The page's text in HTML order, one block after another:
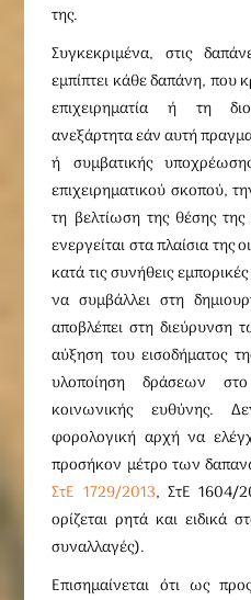
της.
Συγκεκριμένα, στις
εμπίπτει κάθε δαπάνη, που
επιχειρηματία ή τη
ανεξάρτητα εάν αυτή
ή συμβατικής
επιχειρηματικού σκοπού,
τη βελτίωση της θέσης
ενεργείται στα πλαίσια της
κατά τις συνήθεις
να συμβάλλει στη
αποβλέπει στη διεύρυνση
αύξηση του εισοδήματος
υλοποίηση δράσεων
κοινωνικής ευθύνης.
φορολογική αρχή να
προσήκον μέτρο των
ΣτΕ 1729/2013, ΣτΕ 1604/
ορίζεται ρητά και ειδικά
συναλλαγές).
Επισημαίνεται ότι ως